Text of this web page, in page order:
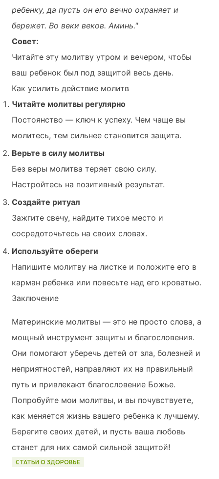
ребенку, да пусть он его вечно охраняет и
бережет. Во веки веков. Аминь."
Совет:
Читайте эту молитву утром и вечером, чтобы
ваш ребенок был под защитой весь день.
Как усилить действие молитв
Читайте молитвы регулярно
Постоянство — ключ к успеху. Чем чаще вы
молитесь, тем сильнее становится защита.
Верьте в силу молитвы
Без веры молитва теряет свою силу.
Настройтесь на позитивный результат.
Создайте ритуал
Зажгите свечу, найдите тихое место и
сосредоточьтесь на своих словах.
Используйте обереги
Напишите молитву на листке и положите его в
карман ребенка или повесьте над его кроватью.
Заключение
Материнские молитвы — это не просто слова, а
мощный инструмент защиты и благословения.
Они помогают уберечь детей от зла, болезней и
неприятностей, направляют их на правильный
путь и привлекают благословение Божье.
Попробуйте мои молитвы, и вы почувствуете,
как меняется жизнь вашего ребенка к лучшему.
Берегите своих детей, и пусть ваша любовь
станет для них самой сильной защитой!
СТАТЬИ О ЗДОРОВЬЕ